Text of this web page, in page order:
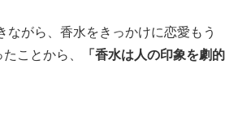
ながら、香水をきっかけに恋愛もう
ことから、
「香水は人の印象を劇的